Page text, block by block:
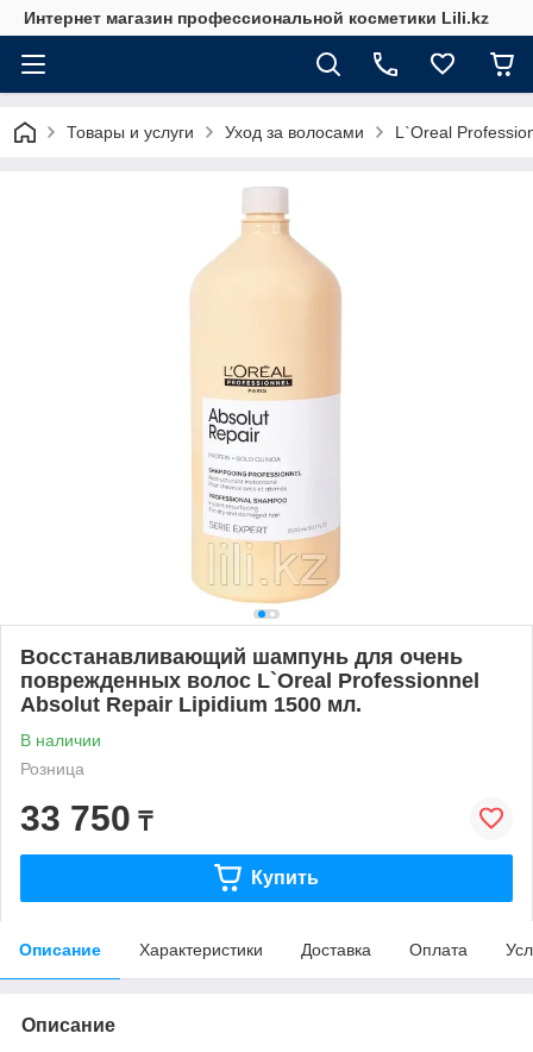
Интернет магазин профессиональной косметики Lili.kz
Товары и услуги Уход за волосами L`Oreal
Восстанавливающий шампунь для очень
поврежденных волос L`Oreal Professionnel
Absolut Repair Lipidium 1500 мл.
В наличии
Розница
33 750 ₸
Купить
Описание Характеристики Доставка Оплата
Описание